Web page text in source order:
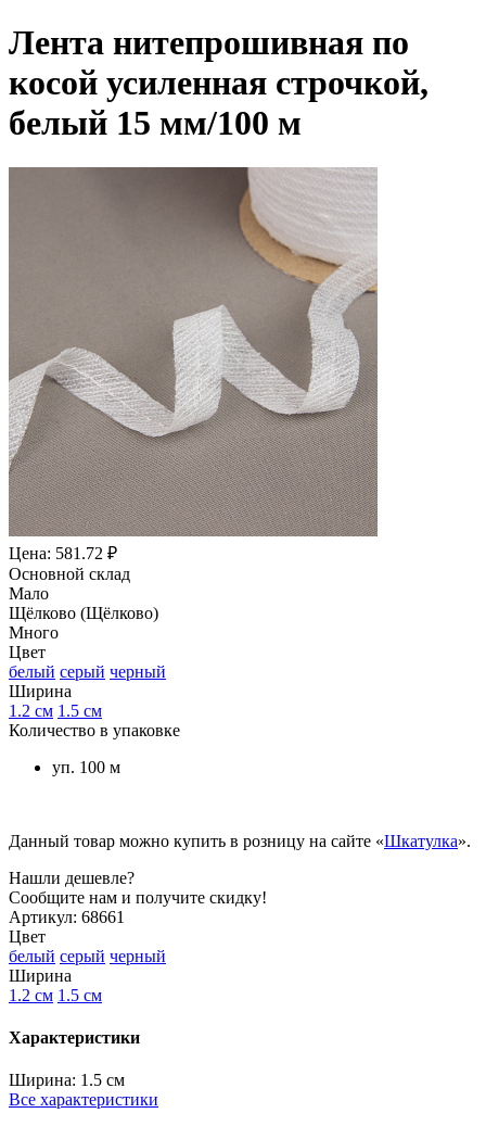
Лента нитепрошивная по
косой усиленная строчкой,
белый 15 мм/100 м
Цена: 581.72 ₽
Основной склад
Мало
Щёлково (Щёлково)
Много
Цвет
белый серый черный
Ширина
1.2 см 1.5 см
Количество в упаковке
уп. 100 м
Данный товар можно купить в розницу на сайте «Шкатулка».
Нашли дешевле?
Сообщите нам и получите скидку!
Артикул: 68661
Цвет
белый серый черный
Ширина
1.2 см 1.5 см
Характеристики
Ширина: 1.5 см
Все характеристики